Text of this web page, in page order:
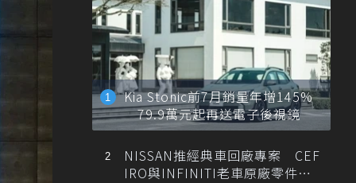
Kia Stonic前7月銷量年增145%
79.9萬元起再送電子後視鏡
NISSAN推經典車回廠專案 CEF
IRO與INFINITI老車原廠零件最